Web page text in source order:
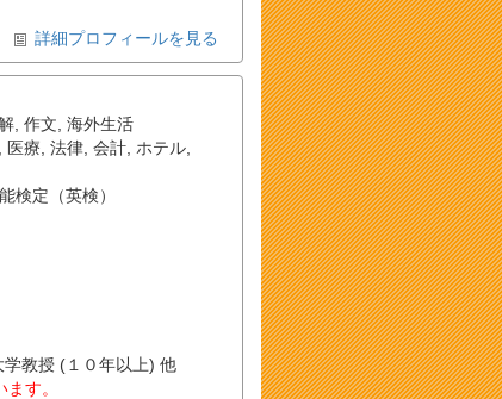
詳細プロフィールを見る
, 作文 海外生活
医療 法律, 会計, ホテル,
検定（英検）
教授 (１０年以上) 他
す。